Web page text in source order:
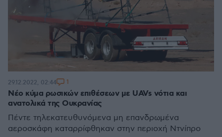
Νέο κύμα ρωσικών επιθέσεων με UAVs νότια και
ανατολικά της Ουκρανίας
Πέντε τηλεκατευθυνόμενα μη επανδρωμένα
αεροσκάφη καταρρίφθηκαν στην περιοχή Ντνίπρο
29.12.2022, 02:44 1